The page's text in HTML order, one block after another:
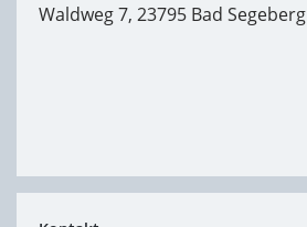
Waldweg 7, 23795 Bad Segeberg